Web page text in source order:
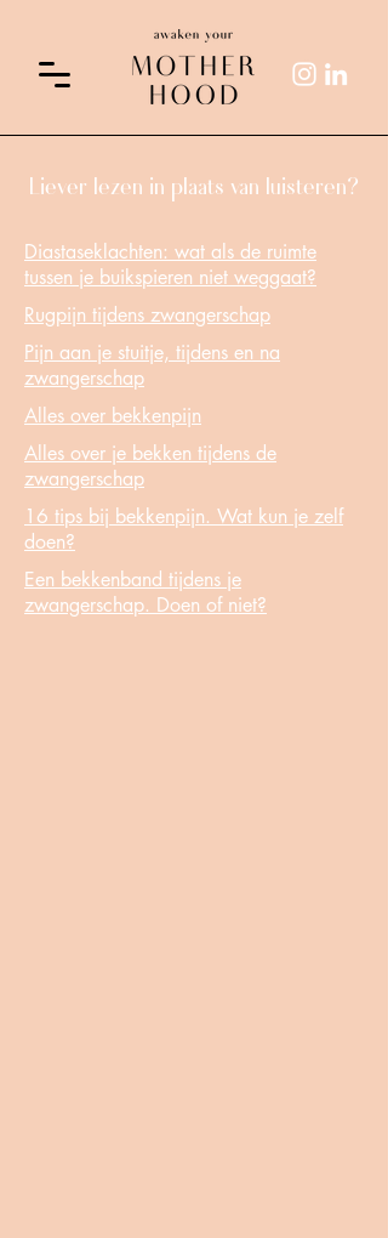
Liever lezen in plaats van luisteren?
Diastaseklachten: wat als de ruimte
tussen je buikspieren niet weggaat?
Rugpijn tijdens zwangerschap
Pijn aan je stuitje, tijdens en na
zwangerschap
Alles over bekkenpijn
Alles over je bekken tijdens de
zwangerschap
16 tips bij bekkenpijn. Wat kun je zelf
doen?
Een bekkenband tijdens je
zwangerschap. Doen of niet?